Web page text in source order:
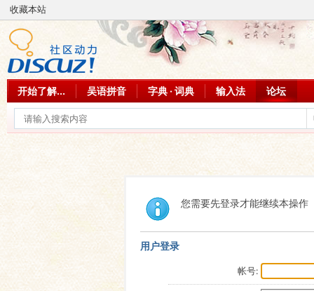
收藏本站
开始了解... 吴语拼音 字典 · 词典 输入法 论坛
您需要先登录才能继续本操作
用户登录
帐号: